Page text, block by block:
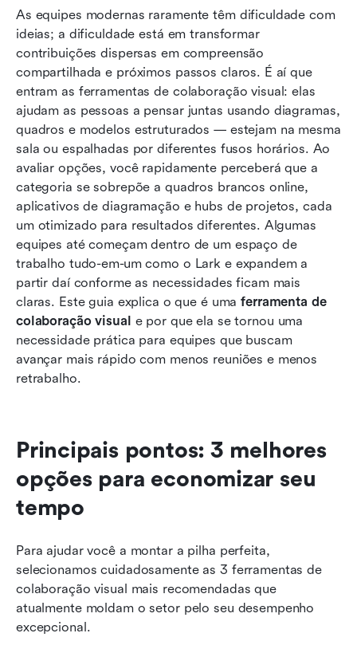
As equipes modernas raramente têm dificuldade com
ideias; a dificuldade está em transformar
contribuições dispersas em compreensão
compartilhada e próximos passos claros. É aí que
entram as ferramentas de colaboração visual: elas
ajudam as pessoas a pensar juntas usando diagramas,
quadros e modelos estruturados — estejam na mesma
sala ou espalhadas por diferentes fusos horários. Ao
avaliar opções, você rapidamente perceberá que a
categoria se sobrepõe a quadros brancos online,
aplicativos de diagramação e hubs de projetos, cada
um otimizado para resultados diferentes. Algumas
equipes até começam dentro de um espaço de
trabalho tudo-em-um como o Lark e expandem a
partir daí conforme as necessidades ficam mais
claras. Este guia explica o que é uma ferramenta de
colaboração visual e por que ela se tornou uma
necessidade prática para equipes que buscam
avançar mais rápido com menos reuniões e menos
retrabalho.
Principais pontos: 3 melhores
opções para economizar seu
tempo
Para ajudar você a montar a pilha perfeita,
selecionamos cuidadosamente as 3 ferramentas de
colaboração visual mais recomendadas que
atualmente moldam o setor pelo seu desempenho
excepcional.
nossas análises?
Top 10 ferramentas de colaboração visual para
equipes modernas
Principais recursos incluídos na ferramenta de
colaboração visual
Como escolher sua ferramenta ideal de
colaboração visual
Conclusão
Perguntas frequentes
Leitura relacionada